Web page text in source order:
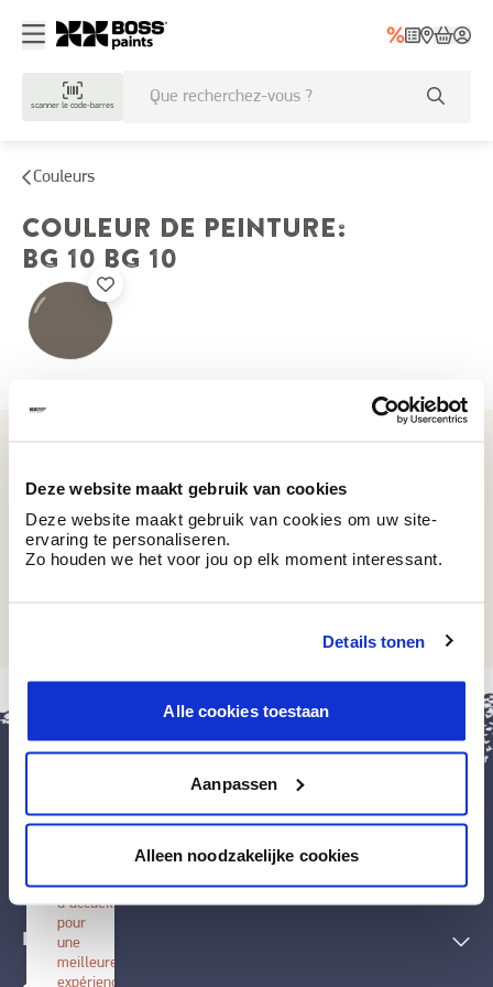
Deze website maakt gebruik van cookies
Deze website maakt gebruik van cookies om uw site-
ervaring te personaliseren.
Zo houden we het voor jou op elk moment interessant.
Details tonen
Alle cookies toestaan
Aanpassen
Alleen noodzakelijke cookies
scanner le code-barres
Couleurs
COULEUR DE PEINTURE:
BG 10 BG 10
Techniques décoratives
Inspiration
BOSS
application
écran
d'accueil
pour
une
meilleure
expérience.
fermer